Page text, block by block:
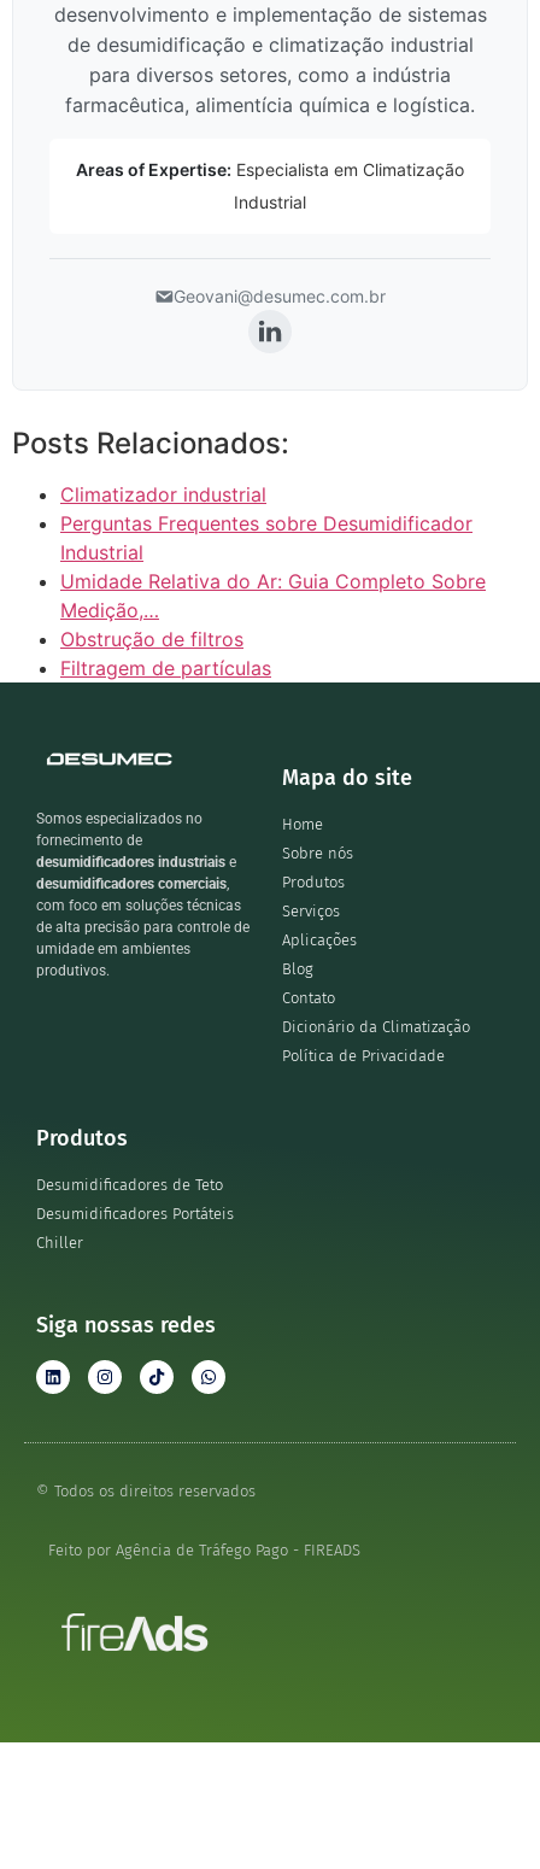
desenvolvimento e implementação de sistemas
de desumidificação e climatização industrial
para diversos setores, como a indústria
farmacêutica, alimentícia química e logística.
Areas of Expertise: Especialista em Climatização
Industrial
Geovani@desumec.com.br
Posts Relacionados:
Climatizador industrial
Perguntas Frequentes sobre Desumidificador
Industrial
Umidade Relativa do Ar: Guia Completo Sobre
Medição,…
Obstrução de filtros
Filtragem de partículas
Somos especializados no
fornecimento de
desumidificadores industriais e
desumidificadores comerciais,
com foco em soluções técnicas
de alta precisão para controle de
umidade em ambientes
produtivos.
Mapa do site
Home
Sobre nós
Produtos
Serviços
Aplicações
Blog
Contato
Dicionário da Climatização
Política de Privacidade
Produtos
Desumidificadores de Teto
Desumidificadores Portáteis
Chiller
Siga nossas redes
© Todos os direitos reservados
Feito por Agência de Tráfego Pago - FIREADS